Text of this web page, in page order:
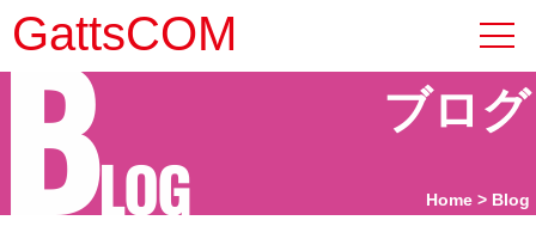
GattsCOM
ブログ
BLOG Home Blog